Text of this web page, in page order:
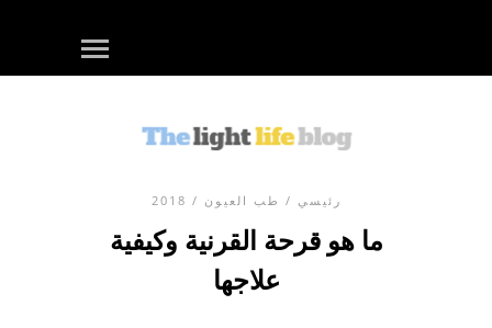
رئيسي / طب العيون / 2018
ما هو قرحة القرنية وكيفية
علاجها